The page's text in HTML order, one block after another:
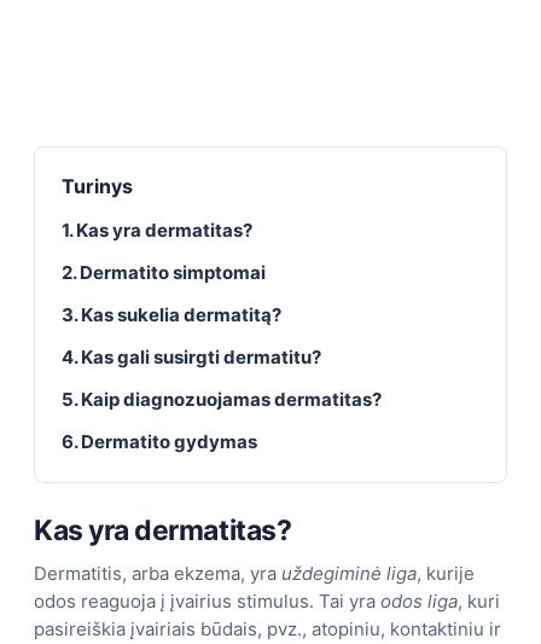
Turinys
1. Kas yra dermatitas?
2. Dermatito simptomai
3. Kas sukelia dermatitą?
4. Kas gali susirgti dermatitu?
5. Kaip diagnozuojamas dermatitas?
6. Dermatito gydymas
Kas yra dermatitas?
Dermatitis, arba ekzema, yra uždegiminė liga, kurije
odos reaguoja į įvairius stimulus. Tai yra odos liga, kuri
pasireiškia įvairiais būdais, pvz., atopiniu, kontaktiniu ir